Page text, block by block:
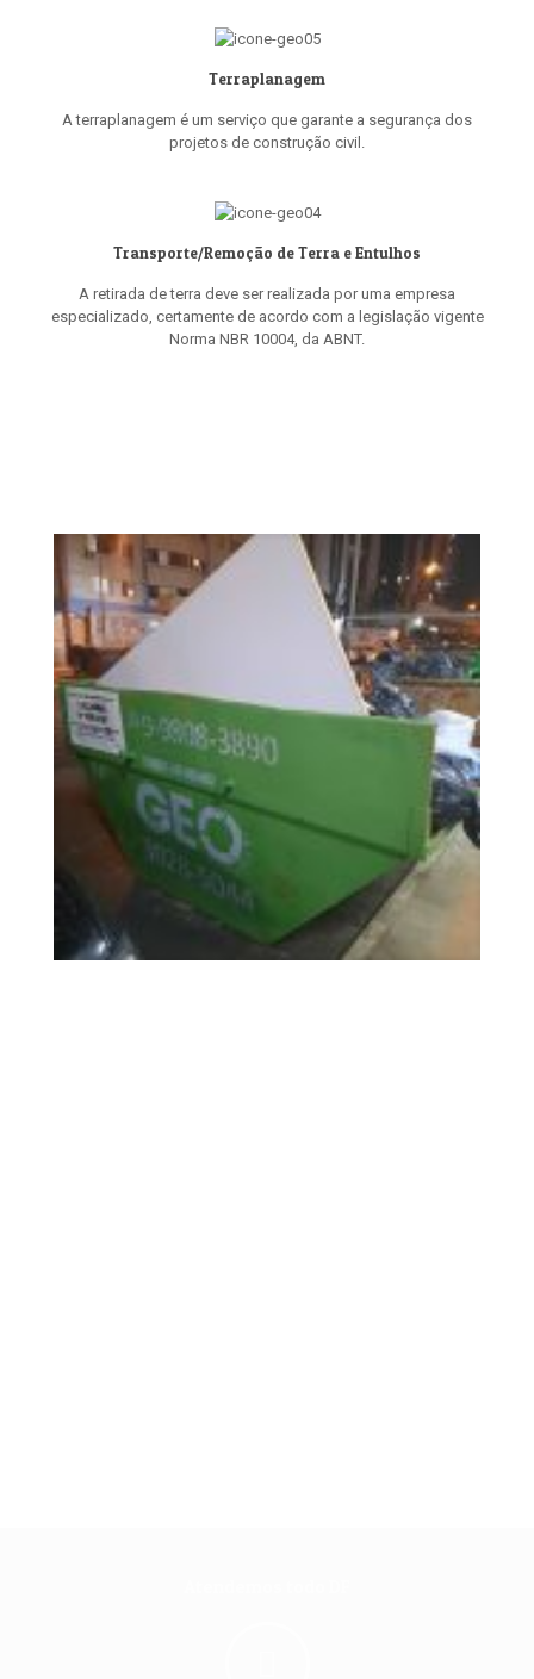
Terraplanagem
A terraplanagem é um serviço que garante a segurança dos
projetos de construção civil.
Transporte/Remoção de Terra e Entulhos
A retirada de terra deve ser realizada por uma empresa
especializado, certamente de acordo com a legislação vigente
Norma NBR 10004, da ABNT.